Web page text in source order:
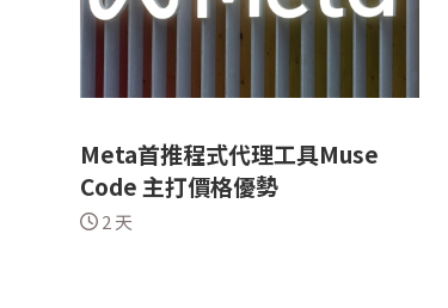
Meta首推程式代理工具Muse
Code 主打價格優勢
2 天